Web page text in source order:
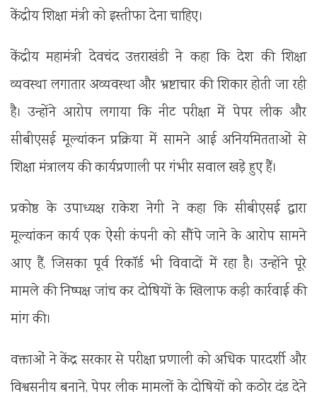
केंद्रीय शिक्षा मंत्री को इस्तीफा देना चाहिए।
केंद्रीय महामंत्री देवचंद उत्तराखंडी ने कहा कि देश की शिक्षा
व्यवस्था लगातार अव्यवस्था और भ्रष्टाचार की शिकार होती जा रही
है। उन्होंने आरोप लगाया कि नीट परीक्षा में पेपर लीक और
सीबीएसई मूल्यांकन प्रक्रिया में सामने आई अनियमितताओं से
शिक्षा मंत्रालय की कार्यप्रणाली पर गंभीर सवाल खड़े हुए हैं।
प्रकोष्ठ के उपाध्यक्ष राकेश नेगी ने कहा कि सीबीएसई द्वारा
मूल्यांकन कार्य एक ऐसी कंपनी को सौंपे जाने के आरोप सामने
आए हैं, जिसका पूर्व रिकॉर्ड भी विवादों में रहा है। उन्होंने पूरे
मामले की निष्पक्ष जांच कर दोषियों के खिलाफ कड़ी कार्रवाई की
मांग की।
वक्ताओं ने केंद्र सरकार से परीक्षा प्रणाली को अधिक पारदर्शी और
विश्वसनीय बनाने, पेपर लीक मामलों के दोषियों को कठोर दंड देने